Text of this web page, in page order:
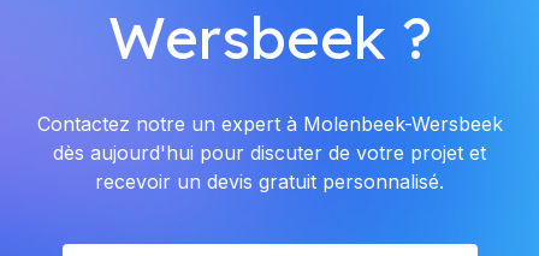
Wersbeek ?
Contactez notre un expert à Molenbeek-Wersbeek
dès aujourd'hui pour discuter de votre projet et
recevoir un devis gratuit personnalisé.